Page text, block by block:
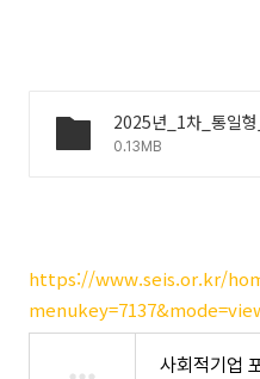
0.13MB
https://www.seis.or.kr/